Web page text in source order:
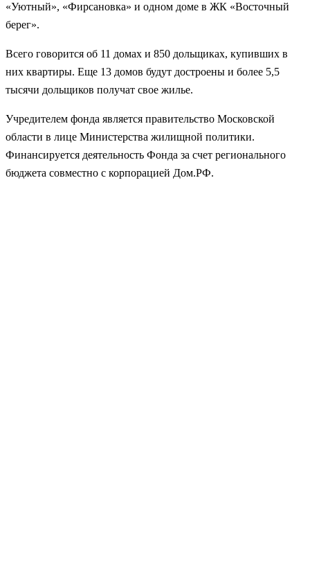
«Уютный», «Фирсановка» и одном доме в ЖК «Восточный
берег».
Всего говорится об 11 домах и 850 дольщиках, купивших в
них квартиры. Еще 13 домов будут достроены и более 5,5
тысячи дольщиков получат свое жилье.
Учредителем фонда является правительство Московской
области в лице Министерства жилищной политики.
Финансируется деятельность Фонда за счет регионального
бюджета совместно с корпорацией Дом.РФ.